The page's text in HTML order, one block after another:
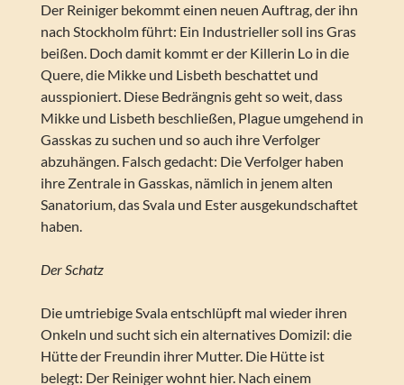
Der Reiniger bekommt einen neuen Auftrag, der ihn
nach Stockholm führt: Ein Industrieller soll ins Gras
beißen. Doch damit kommt er der Killerin Lo in die
Quere, die Mikke und Lisbeth beschattet und
ausspioniert. Diese Bedrängnis geht so weit, dass
Mikke und Lisbeth beschließen, Plague umgehend in
Gasskas zu suchen und so auch ihre Verfolger
abzuhängen. Falsch gedacht: Die Verfolger haben
ihre Zentrale in Gasskas, nämlich in jenem alten
Sanatorium, das Svala und Ester ausgekundschaftet
haben.
Der Schatz
Die umtriebige Svala entschlüpft mal wieder ihren
Onkeln und sucht sich ein alternatives Domizil: die
Hütte der Freundin ihrer Mutter. Die Hütte ist
belegt: Der Reiniger wohnt hier. Nach einem